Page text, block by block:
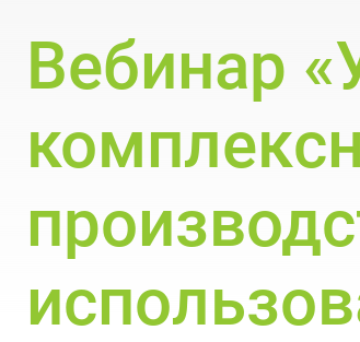
Вебинар